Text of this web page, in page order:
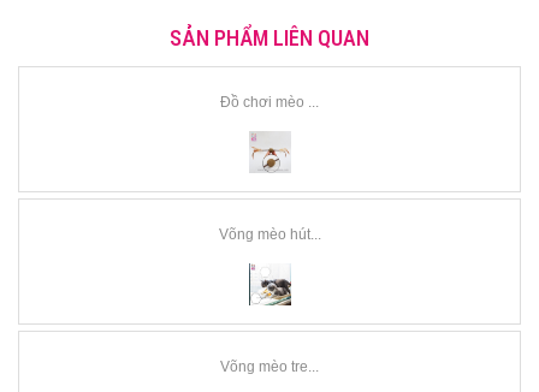
SẢN PHẨM LIÊN QUAN
Đồ chơi mèo ...
Võng mèo hút...
Võng mèo tre...